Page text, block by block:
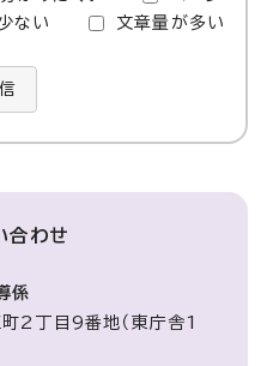
ない 文章量が多い
合わせ
係
丁目9番地（東庁舎1